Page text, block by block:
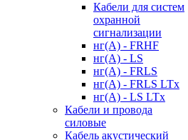
Кабели для систем
охранной
сигнализации
нг(A) - FRHF
нг(A) - LS
нг(А) - FRLS
нг(А) - FRLS LTx
нг(А) - LS LTx
Кабели и провода
силовые
Кабель акустический